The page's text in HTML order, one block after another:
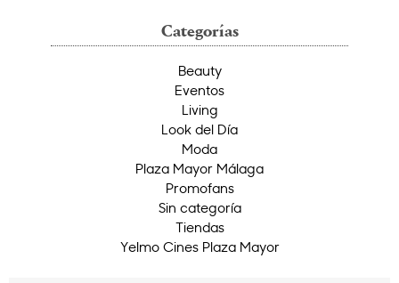
Categorías
Beauty
Eventos
Living
Look del Día
Moda
Plaza Mayor Málaga
Promofans
Sin categoría
Tiendas
Yelmo Cines Plaza Mayor